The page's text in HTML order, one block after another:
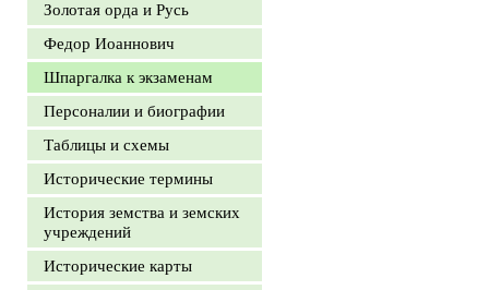
Золотая орда и Русь
Федор Иоаннович
Шпаргалка к экзаменам
Персоналии и биографии
Таблицы и схемы
Исторические термины
История земства и земских
учреждений
Исторические карты